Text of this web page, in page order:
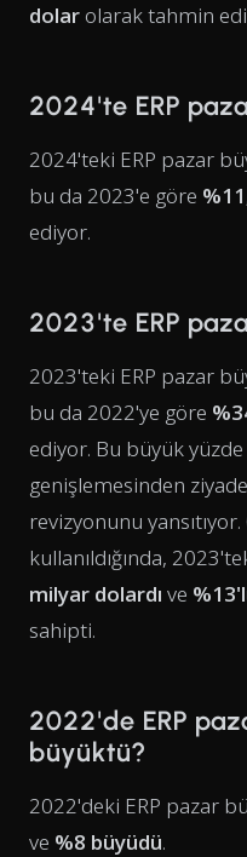
dolar olarak tahmin
2024'te ERP
2024'teki ERP pazar
bu da 2023'e göre
ediyor.
2023'te ERP
2023'teki ERP pazar
bu da 2022'ye göre
ediyor. Bu büyük yüzde
genişlemesinden
revizyonunu
kullanıldığında,
milyar dolardı ve
sahipti.
2022'de ERP
büyüktü?
2022'deki ERP pazar
ve %8 büyüdü.